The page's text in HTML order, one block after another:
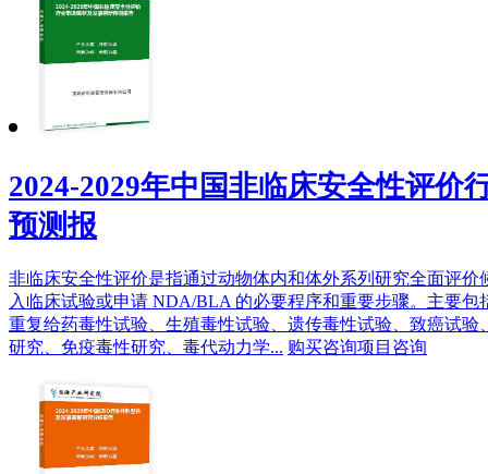
2024-2029年中国非临床安全性评价
预测报
非临床安全性评价是指通过动物体内和体外系列研究全面评
入临床试验或申请 NDA/BLA 的必要程序和重要步骤。主要
重复给药毒性试验、生殖毒性试验、遗传毒性试验、致癌试
研究、免疫毒性研究、毒代动力学... 购买咨询项目咨询